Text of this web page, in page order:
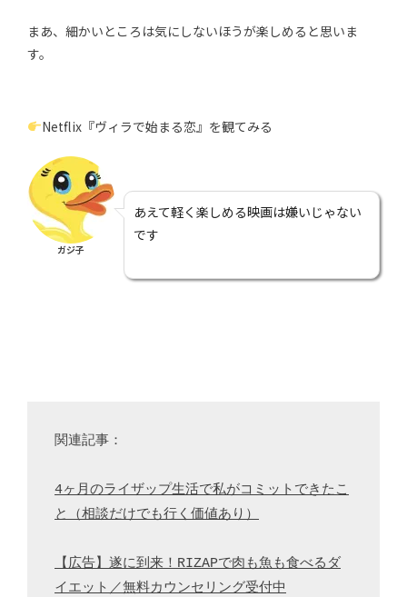
まあ、細かいところは気にしないほうが楽しめると思いま
す。
Netflix『ヴィラで始まる恋』を観てみる
ガジ子
あえて軽く楽しめる映画は嫌いじゃない
です
関連記事：
4ヶ月のライザップ生活で私がコミットできたこ
と（相談だけでも行く価値あり）
【広告】遂に到来！RIZAPで肉も魚も食べるダ
イエット／無料カウンセリング受付中